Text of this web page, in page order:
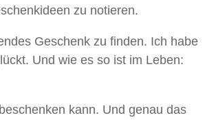
zu notieren.
Geschenk zu finden. Ich habe
Und wie es so ist im Leben:
kann. Und genau das